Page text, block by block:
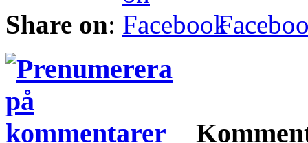
Share on: